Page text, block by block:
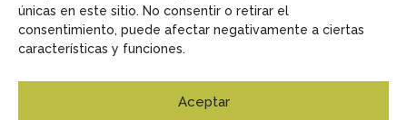
únicas en este sitio. No consentir o retirar el
consentimiento, puede afectar negativamente a ciertas
características y funciones.
Aceptar